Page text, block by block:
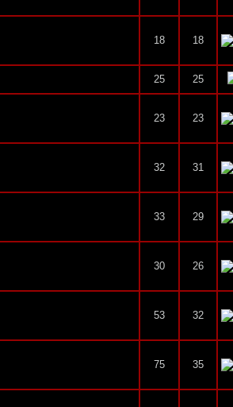
18 18
25 25
23 23
32 31
33 29
30 26
53 32
75 35